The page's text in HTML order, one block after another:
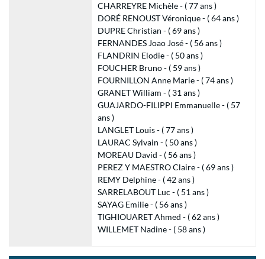
CHARREYRE Michèle - ( 77 ans )
DORÉ RENOUST Véronique - ( 64 ans )
DUPRE Christian - ( 69 ans )
FERNANDES Joao José - ( 56 ans )
FLANDRIN Elodie - ( 50 ans )
FOUCHER Bruno - ( 59 ans )
FOURNILLON Anne Marie - ( 74 ans )
GRANET William - ( 31 ans )
GUAJARDO-FILIPPI Emmanuelle - ( 57
ans )
LANGLET Louis - ( 77 ans )
LAURAC Sylvain - ( 50 ans )
MOREAU David - ( 56 ans )
PEREZ Y MAESTRO Claire - ( 69 ans )
REMY Delphine - ( 42 ans )
SARRELABOUT Luc - ( 51 ans )
SAYAG Emilie - ( 56 ans )
TIGHIOUARET Ahmed - ( 62 ans )
WILLEMET Nadine - ( 58 ans )